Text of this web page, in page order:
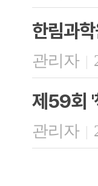
한림과
관리자 |
제59회 '
관리자 |